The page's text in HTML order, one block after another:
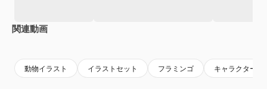
関連動画
動物イラスト イラストセット フラミンゴ キャラクター